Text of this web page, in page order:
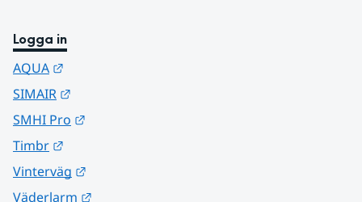
Logga in
AQUA
SIMAIR
SMHI Pro
Timbr
Vinterväg
Väderlarm